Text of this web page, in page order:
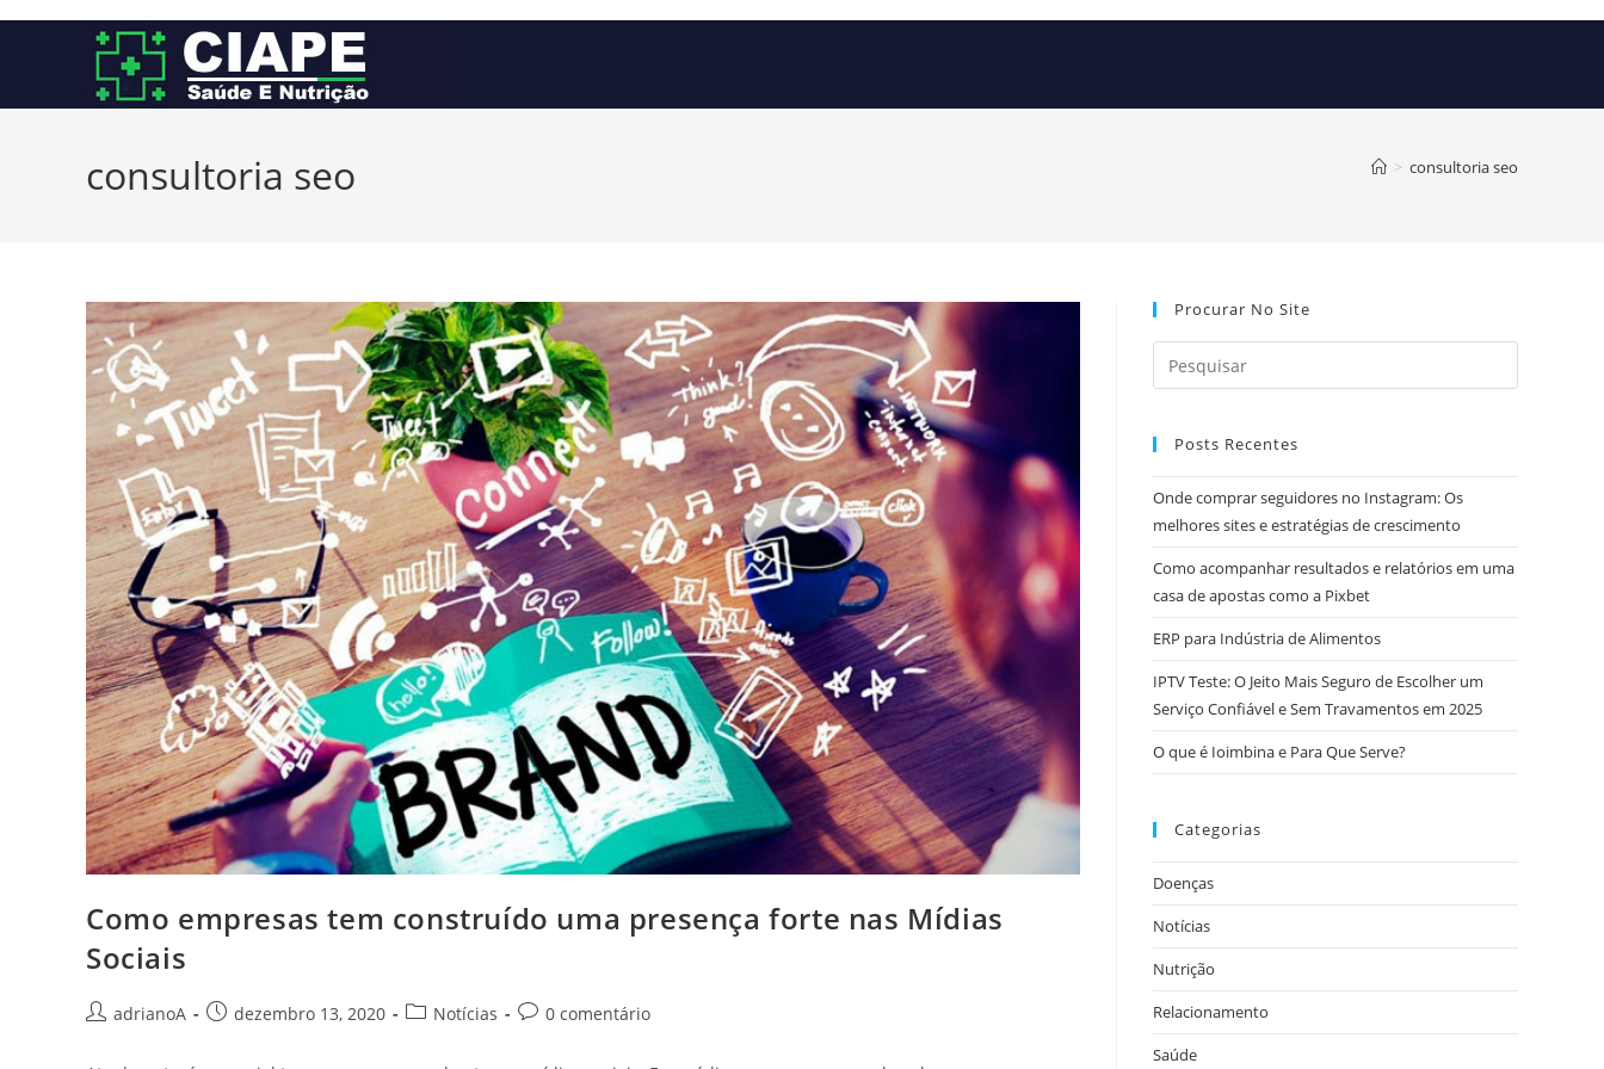
conteúdo
consultoria seo > consultoria seo
Como empresas tem construído uma presença forte nas Mídias
Sociais
AutoradrianoA
Postdezembro 13, 2020
Categoria
Notícias
Comentários
post:
0 comentário
Procurar No Site
Posts Recentes
Onde comprar seguidores no Instagram: Os
melhores sites e estratégias de crescimento
Como acompanhar resultados e relatórios em uma
casa de apostas como a Pixbet
ERP para Indústria de Alimentos
IPTV Teste: O Jeito Mais Seguro de Escolher um
Serviço Confiável e Sem Travamentos em 2025
O que é Ioimbina e Para Que Serve?
Categorias
Doenças
Notícias
Nutrição
Relacionamento
Saúde